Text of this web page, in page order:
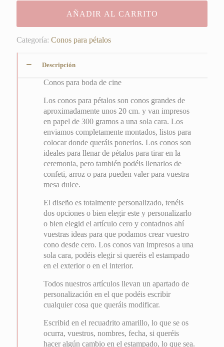
de
cine
AÑADIR AL CARRITO
Categoría: Conos para pétalos
Descripción
Conos para boda de cine
Los conos para pétalos son conos grandes de
aproximadamente unos 20 cm. y van impresos
en papel de 300 gramos a una sola cara. Los
enviamos completamente montados, listos para
colocar donde queráis ponerlos. Los conos son
ideales para llenar de pétalos para tirar en la
ceremonia, pero también podéis llenarlos de
confeti, arroz o para pueden valer para vuestra
mesa dulce.
El diseño es totalmente personalizado, tenéis
dos opciones o bien elegir este y personalizarlo
o bien elegid el artículo cero y contadnos ahí
vuestras ideas para que podamos crear vuestro
cono desde cero. Los conos van impresos a una
sola cara, podéis elegir si queréis el estampado
en el exterior o en el interior.
Todos nuestros artículos llevan un apartado de
personalización en el que podéis escribir
cualquier cosa que queráis modificar.
Escribid en el recuadrito amarillo, lo que se os
ocurra, vuestros, nombres, fecha, si queréis
hacer algún cambio en el estampado, lo que sea.